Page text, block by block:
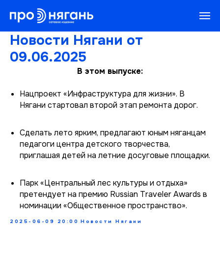
Новости Нягани от
09.06.2025
В этом выпуске:
Нацпроект «Инфраструктура для жизни». В
Нягани стартовал второй этап ремонта дорог.
Сделать лето ярким, предлагают юным няганцам
педагоги центра детского творчества,
приглашая детей на летние досуговые площадки.
Парк «Центральный лес культуры и отдыха»
претендует на премию Russian Traveler Awards в
номинации «Общественное пространство».
2025-06-09 20:00 Новости Нягани